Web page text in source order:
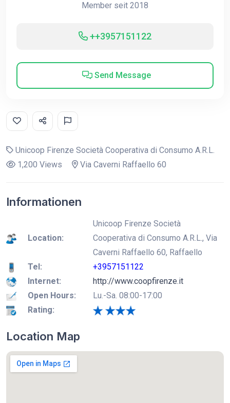
Member seit 2018
++3957151122
Send Message
Unicoop Firenze Società Cooperativa di Consumo A.R.L.
1,200 Views
Via Caverni Raffaello 60
Informationen
Location:
Unicoop Firenze Società
Cooperativa di Consumo A.R.L., Via
Caverni Raffaello 60, Raffaello
Tel:
+3957151122
Internet:
http://www.coopfirenze.it
Open Hours:
Lu.-Sa. 08:00-17:00
Rating:
Location Map